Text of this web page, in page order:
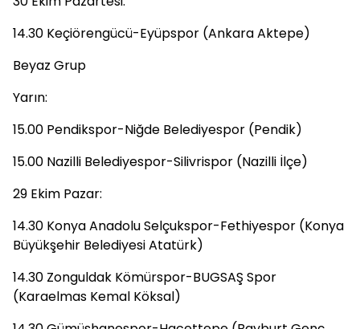
14.30 Keçiörengücü-Eyüpspor (Ankara Aktepe)
Beyaz Grup
Yarın:
15.00 Pendikspor-Niğde Belediyespor (Pendik)
15.00 Nazilli Belediyespor-Silivrispor (Nazilli İlçe)
29 Ekim Pazar:
14.30 Konya Anadolu Selçukspor-Fethiyespor (Konya
Büyükşehir Belediyesi Atatürk)
14.30 Zonguldak Kömürspor-BUGSAŞ Spor
(Karaelmas Kemal Köksal)